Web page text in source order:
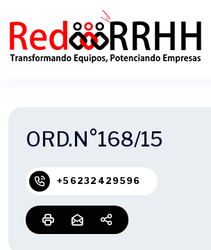
ORD.N°168/15
+56232429596